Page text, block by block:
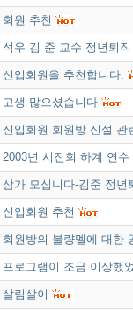
회원 추천
석우 김 준 교수 정년퇴
신입회원을 추천합니다.
고생 많으셨습니다
신입회원 회원방 신설 관
2003년 시진회 하계 연수
삼가 모십니다-김준 정년
신입회원 추천
회원방의 불량멜에 대한
프로그램이 조금 이상했
살림살이